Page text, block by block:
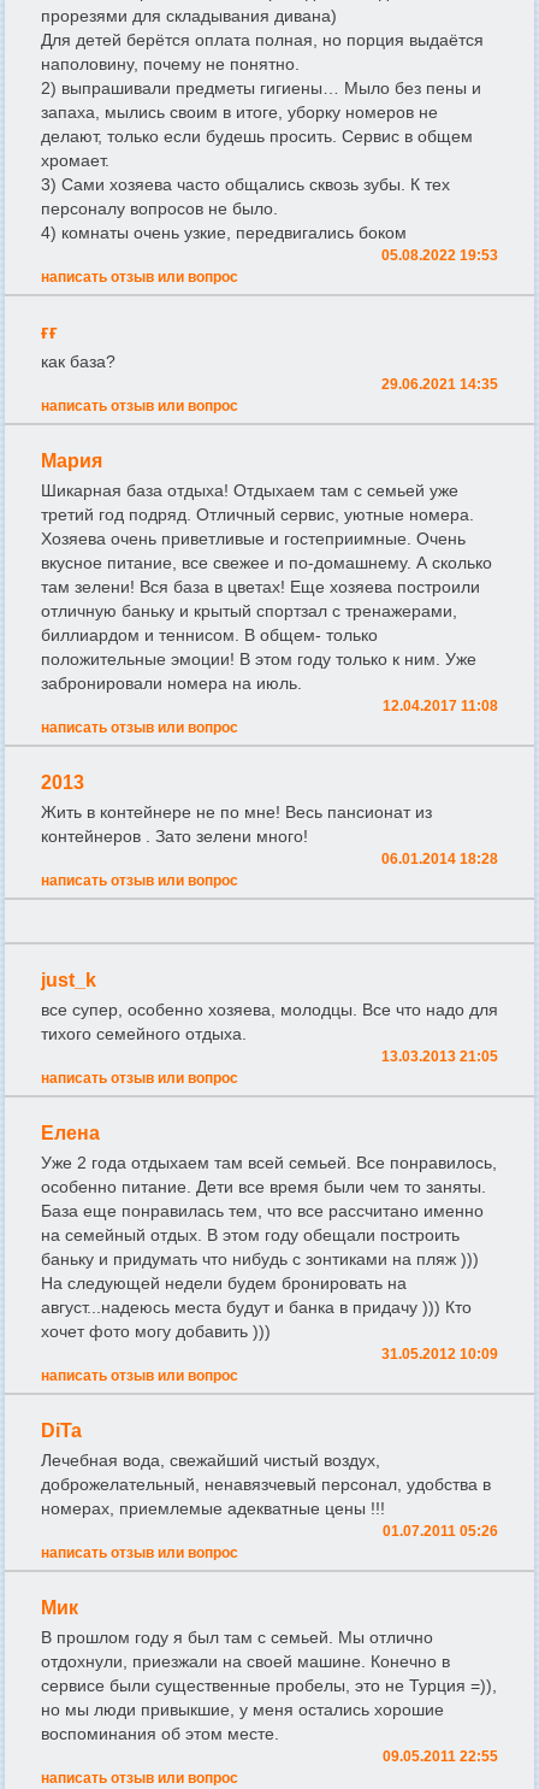
прорезями для складывания дивана)
Для детей берётся оплата полная, но порция выдаётся
наполовину, почему не понятно.
2) выпрашивали предметы гигиены… Мыло без пены и
запаха, мылись своим в итоге, уборку номеров не
делают, только если будешь просить. Сервис в общем
хромает.
3) Сами хозяева часто общались сквозь зубы. К тех
персоналу вопросов не было.
4) комнаты очень узкие, передвигались боком
05.08.2022 19:53
написать отзыв или вопрос
ғғ
как база?
29.06.2021 14:35
написать отзыв или вопрос
Мария
Шикарная база отдыха! Отдыхаем там с семьей уже
третий год подряд. Отличный сервис, уютные номера.
Хозяева очень приветливые и гостеприимные. Очень
вкусное питание, все свежее и по-домашнему. А сколько
там зелени! Вся база в цветах! Еще хозяева построили
отличную баньку и крытый спортзал с тренажерами,
биллиардом и теннисом. В общем- только
положительные эмоции! В этом году только к ним. Уже
забронировали номера на июль.
12.04.2017 11:08
написать отзыв или вопрос
2013
Жить в контейнере не по мне! Весь пансионат из
контейнеров . Зато зелени много!
06.01.2014 18:28
написать отзыв или вопрос
just_k
все супер, особенно хозяева, молодцы. Все что надо для
тихого семейного отдыха.
13.03.2013 21:05
написать отзыв или вопрос
Елена
Уже 2 года отдыхаем там всей семьей. Все понравилось,
особенно питание. Дети все время были чем то заняты.
База еще понравилась тем, что все рассчитано именно
на семейный отдых. В этом году обещали построить
баньку и придумать что нибудь с зонтиками на пляж )))
На следующей недели будем бронировать на
август...надеюсь места будут и банка в придачу ))) Кто
хочет фото могу добавить )))
31.05.2012 10:09
написать отзыв или вопрос
DiTa
Лечебная вода, свежайший чистый воздух,
доброжелательный, ненавязчевый персонал, удобства в
номерах, приемлемые адекватные цены !!!
01.07.2011 05:26
написать отзыв или вопрос
Мик
В прошлом году я был там с семьей. Мы отлично
отдохнули, приезжали на своей машине. Конечно в
сервисе были существенные пробелы, это не Турция =)),
но мы люди привыкшие, у меня остались хорошие
воспоминания об этом месте.
09.05.2011 22:55
написать отзыв или вопрос